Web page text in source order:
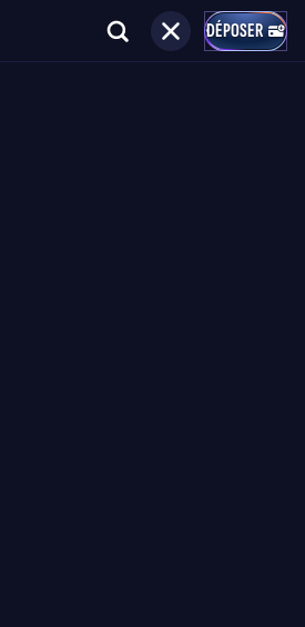
DÉPOSER